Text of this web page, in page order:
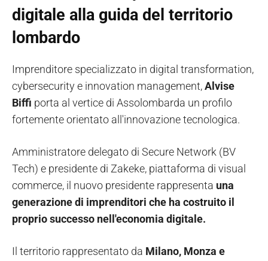
digitale alla guida del territorio
lombardo
Imprenditore specializzato in digital transformation,
cybersecurity e innovation management,Alvise
Biffi porta al vertice di Assolombarda un profilo
fortemente orientato all'innovazione tecnologica.
Amministratore delegato di Secure Network (BV
Tech) e presidente di Zakeke, piattaforma di visual
commerce, il nuovo presidente rappresenta una
generazione di imprenditori che ha costruito il
proprio successo nell'economia digitale.
Il territorio rappresentato da Milano, Monza e